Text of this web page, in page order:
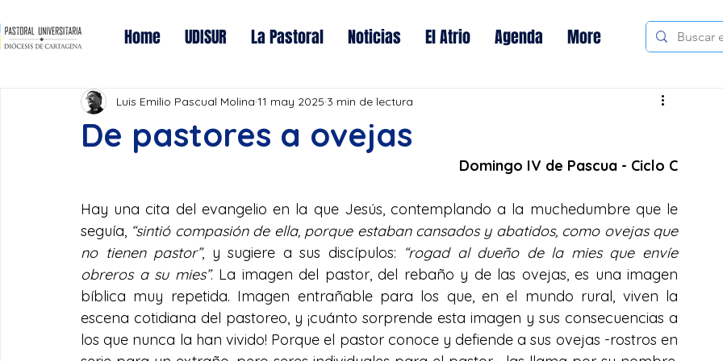
Home UDISUR La Pastoral Noticias El Atrio Agenda More
De pastores a ovejas
Luis Emilio Pascual Molina 11 may 2025 3 min de lectura
Domingo IV de Pascua - Ciclo C
Hay una cita del evangelio en la que Jesús, contemplando a la muchedumbre que le
seguía, “sintió compasión de ella, porque estaban cansados y abatidos, como ovejas que
no tienen pastor”, y sugiere a sus discípulos: “rogad al dueño de la mies que envíe
obreros a su mies”. La imagen del pastor, del rebaño y de las ovejas, es una imagen
bíblica muy repetida. Imagen entrañable para los que, en el mundo rural, viven la
escena cotidiana del pastoreo, y ¡cuánto sorprende esta imagen y sus consecuencias a
los que nunca la han vivido! Porque el pastor conoce y defiende a sus ovejas -rostros en